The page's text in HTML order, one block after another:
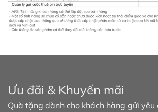
Ưu đãi & Khuyến mãi
Quà tặng dành cho khách hàng gửi yêu